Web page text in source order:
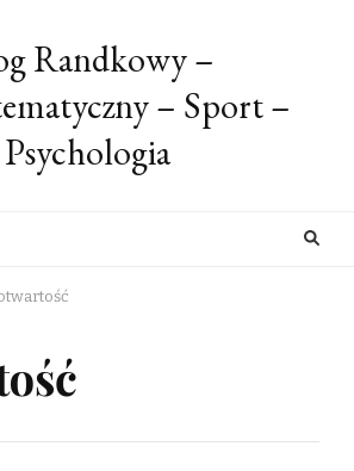
Randkowy –
– Sport –
Psychologia